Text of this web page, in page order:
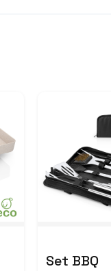
Set BBQ